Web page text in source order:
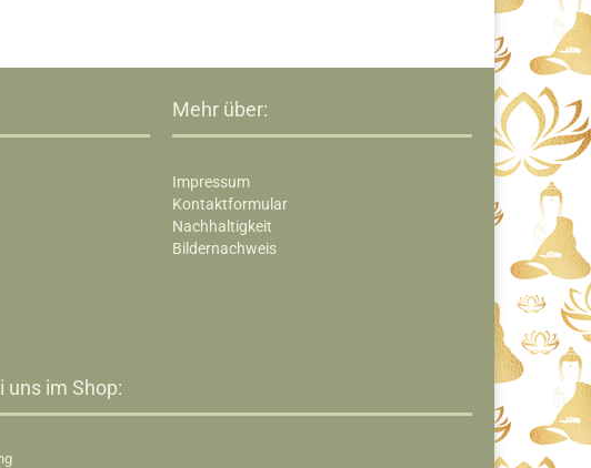
Mehr über:
Impressum
Kontaktformular
Nachhaltigkeit
Bildernachweis
uns im Shop:​